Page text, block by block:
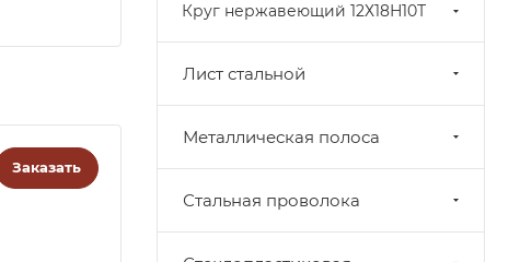
Заказать
Круг нержавеющий 12Х18Н10Т
Лист стальной
Металлическая полоса
Стальная проволока